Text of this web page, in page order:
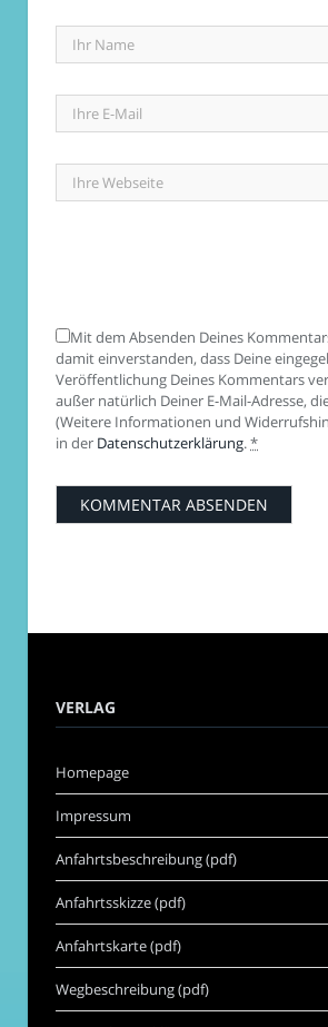
Mit dem Absenden Deines
damit einverstanden, dass Deine
Veröffentlichung Deines Kommentars
außer natürlich Deiner E-Mail-Adresse,
(Weitere Informationen und
in der Datenschutzerklärung.*
VERLAG
Homepage
Impressum
Anfahrtsbeschreibung (pdf)
Anfahrtsskizze (pdf)
Anfahrtskarte (pdf)
Wegbeschreibung (pdf)